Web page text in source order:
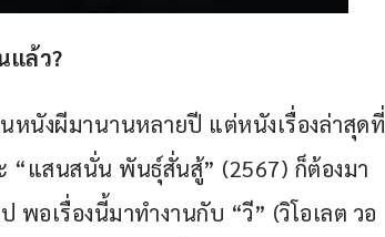
แล้ว?
นหนังผีมานานหลายปี แต่หนังเรื่องล่าสุดที่
“แสนสนั่น พันธุ์สั่นสู้” (2567) ก็ต้องมา
อเรื่องนี้มาทำงานกับ “วี” (วิโอเลต วอ